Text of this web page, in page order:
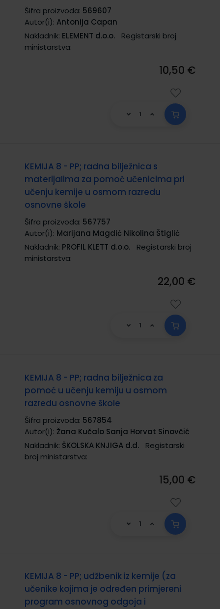
Šifra proizvoda: 569607
Autor(i): Antonija Capan
Nakladnik: ELEMENT d.o.o.
Registarski broj
ministarstva:
10,50 €
KEMIJA 8 - PP; radna bilježnica s
materijalima za pomoć učenicima pri
učenju kemije u osmom razredu
osnovne škole
Šifra proizvoda: 567757
Autor(i): Marijana Magdić Nikolina Štiglić
Nakladnik: PROFIL KLETT d.o.o.
Registarski broj
ministarstva:
22,00 €
KEMIJA 8 - PP; radna bilježnica za
pomoć u učenju kemiju u osmom
razredu osnovne škole
Šifra proizvoda: 567854
Autor(i): Žana Kučalo Sanja Horvat Sinovčić
Nakladnik: ŠKOLSKA KNJIGA d.d.
Registarski
broj ministarstva:
15,00 €
KEMIJA 8 - PP; udžbenik iz kemije (za
učenike kojima je određen primjereni
program osnovnog odgoja i